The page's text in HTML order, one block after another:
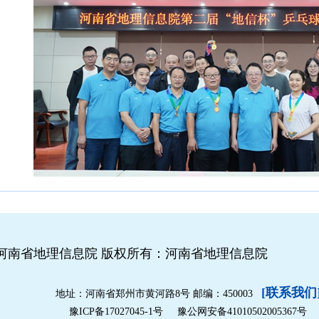
南省地理信息院 版权所有：河南省地理信息院
地址：河南省郑州市黄河路8号 邮编：450003 [联系我
豫ICP备17027045-1号 豫公网安备41010502005367号